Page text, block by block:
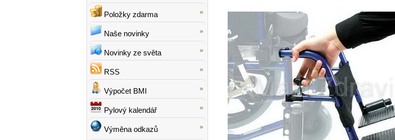
Položky zdarma
Naše novinky
Novinky ze světa
RSS
Výpočet BMI
Pylový kalendář
Výměna odkazů